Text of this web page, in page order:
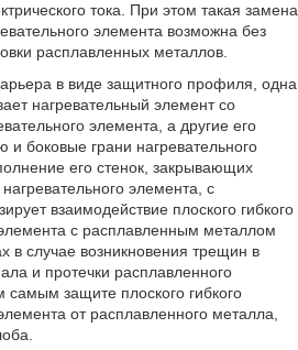
тока. При этом такая замена
элемента возможна без
расплавленных металлов.
в виде защитного профиля, одна
нагревательный элемент со
элемента, а другие его
боковые грани нагревательного
его стенок, закрывающих
элемента, с
взаимодействие плоского гибкого
с расплавленным металлом
в случае возникновения трещин в
и протечки расплавленного
самым защите плоского гибкого
от расплавленного металла,